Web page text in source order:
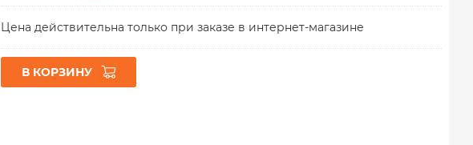
Цена действительна только при заказе в интернет-магазине
В КОРЗИНУ